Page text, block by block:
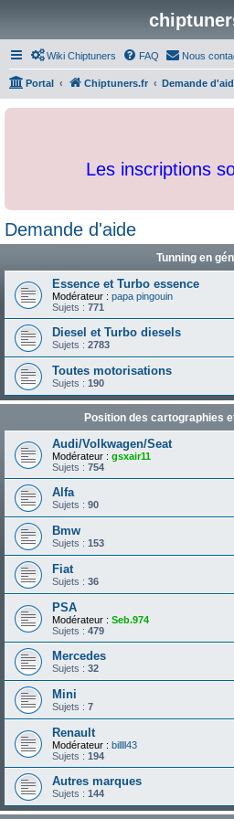
Wiki Chiptuners FAQ Nous
Portal Chiptuners.fr Demande
Les inscriptions
Demande d'aide
Tunning en
Essence et Turbo essence
Modérateur : papa pingouin
Sujets : 771
Diesel et Turbo diesels
Sujets : 2783
Toutes motorisations
Sujets : 190
Position des cartographies
Audi/Volkwagen/Seat
Modérateur : gsxair11
Sujets : 754
Alfa
Sujets : 90
Bmw
Sujets : 153
Fiat
Sujets : 36
PSA
Modérateur : Seb.974
Sujets : 479
Mercedes
Sujets : 32
Mini
Sujets : 7
Renault
Modérateur : billll43
Sujets : 194
Autres marques
Sujets : 144